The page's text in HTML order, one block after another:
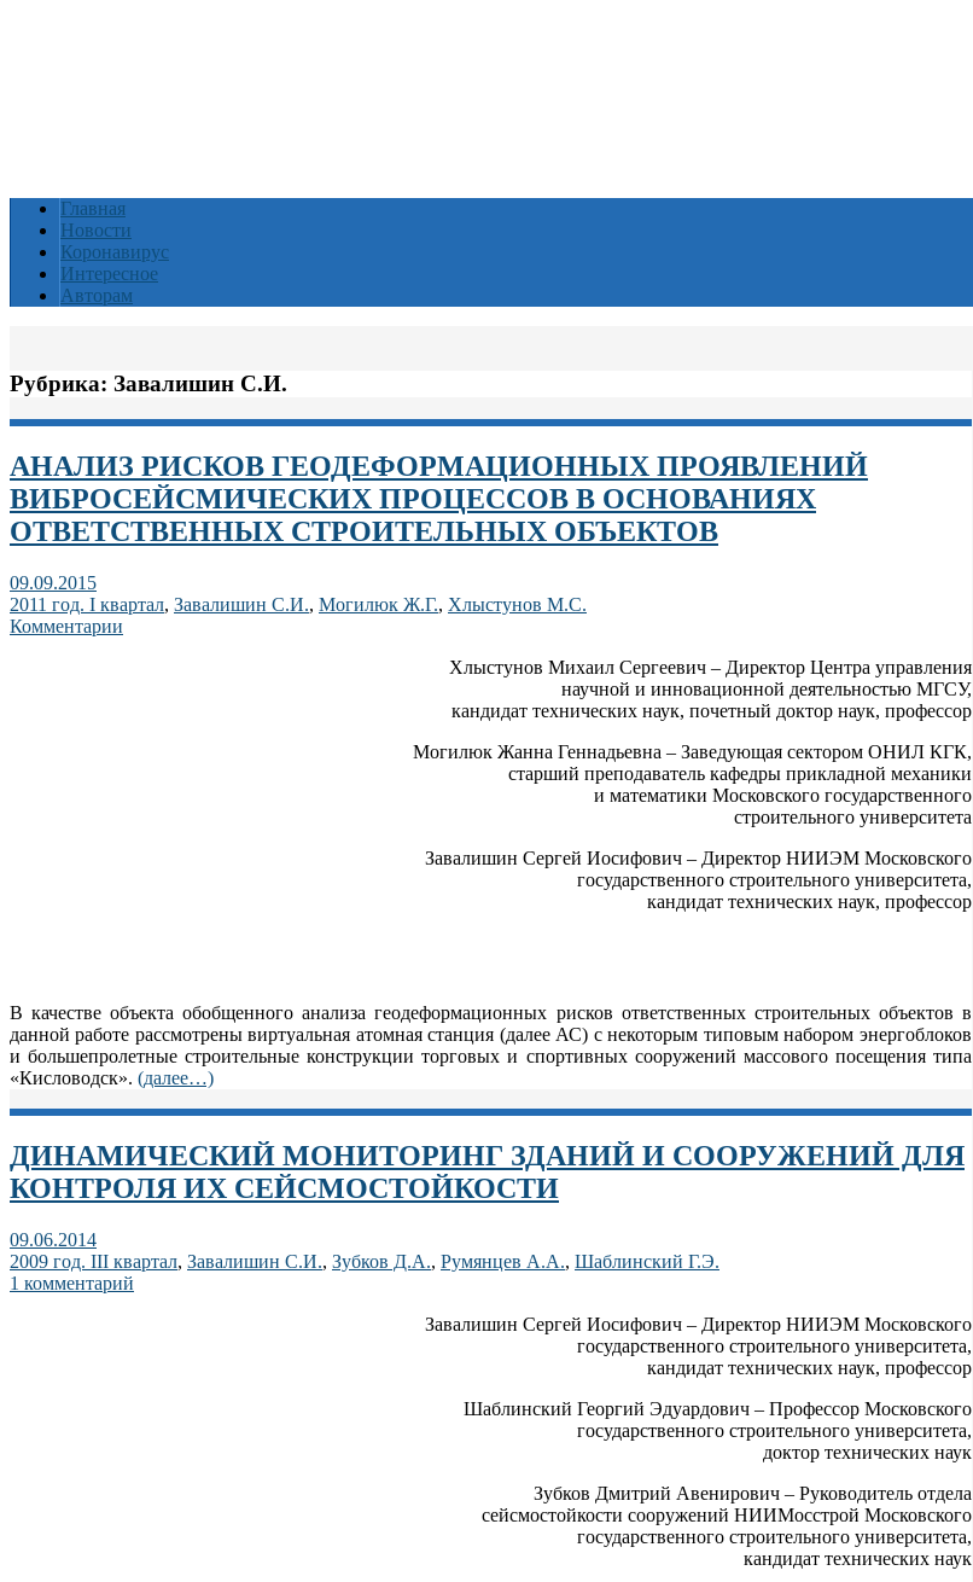
Главная
Новости
Коронавирус
Интересное
Авторам
Рубрика: Завалишин С.И.
АНАЛИЗ РИСКОВ ГЕОДЕФОРМАЦИОННЫХ ПРОЯВЛЕНИЙ
ВИБРОСЕЙСМИЧЕСКИХ ПРОЦЕССОВ В ОСНОВАНИЯХ
ОТВЕТСТВЕННЫХ СТРОИТЕЛЬНЫХ ОБЪЕКТОВ
09.09.2015
2011 год. I квартал, Завалишин С.И., Могилюк Ж.Г., Хлыстунов М.С.
Комментарии
Хлыстунов Михаил Сергеевич – Директор Центра управления
научной и инновационной деятельностью МГСУ,
кандидат технических наук, почетный доктор наук, профессор
Могилюк Жанна Геннадьевна – Заведующая сектором ОНИЛ КГК,
старший преподаватель кафедры прикладной механики
и математики Московского государственного
строительного университета
Завалишин Сергей Иосифович – Директор НИИЭМ Московского
государственного строительного университета,
кандидат технических наук, профессор
В качестве объекта обобщенного анализа геодеформационных рисков ответственных строительных объектов в
данной работе рассмотрены виртуальная атомная станция (далее АС) с некоторым типовым набором энергоблоков
и большепролетные строительные конструкции торговых и спортивных сооружений массового посещения типа
«Кисловодск». (далее…)
ДИНАМИЧЕСКИЙ МОНИТОРИНГ ЗДАНИЙ И СООРУЖЕНИЙ ДЛЯ
КОНТРОЛЯ ИХ СЕЙСМОСТОЙКОСТИ
09.06.2014
2009 год. III квартал, Завалишин С.И., Зубков Д.А., Румянцев А.А., Шаблинский Г.Э.
1 комментарий
Завалишин Сергей Иосифович – Директор НИИЭМ Московского
государственного строительного университета,
кандидат технических наук, профессор
Шаблинский Георгий Эдуардович – Профессор Московского
государственного строительного университета,
доктор технических наук
Зубков Дмитрий Авенирович – Руководитель отдела
сейсмостойкости сооружений НИИМосстрой Московского
государственного строительного университета,
кандидат технических наук